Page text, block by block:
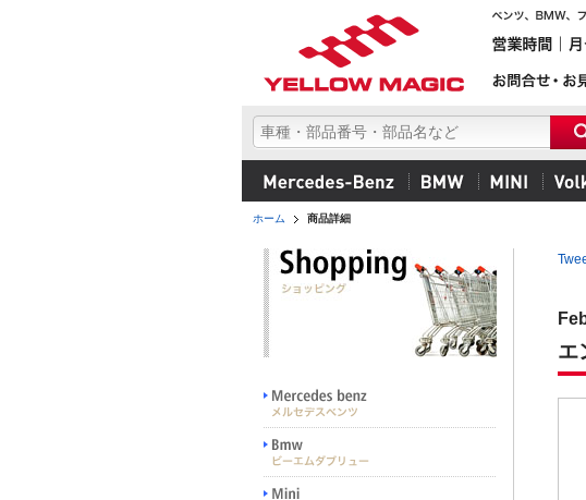
ホーム 商品詳細
エ